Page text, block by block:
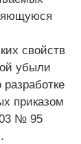
свойств
убыли
приказом
№ 95